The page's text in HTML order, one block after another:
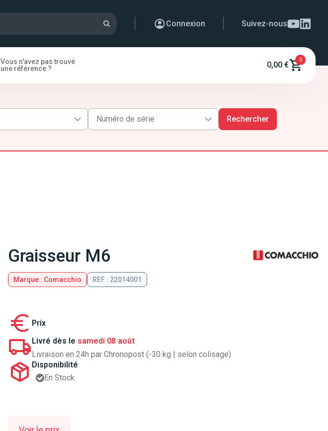
Connexion Suivez-nous
Vous n'avez pas trouvé
une référence ?
0,00 €
0
Rechercher
Graisseur M6
Marque : Comacchio REF : 22014001
Prix
Livré dès le samedi 08 août
Livraison en 24h par Chronopost (-30 kg | selon colisage)
Disponibilité
En Stock